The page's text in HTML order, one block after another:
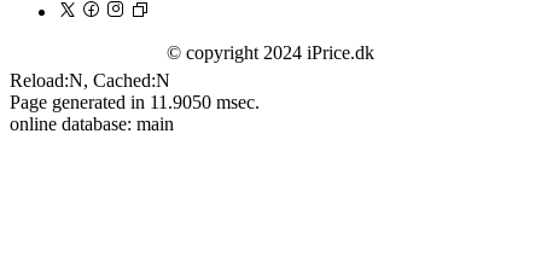
© copyright 2024 iPrice.dk
Reload:N, Cached:N
Page generated in 11.9050 msec.
online database: main